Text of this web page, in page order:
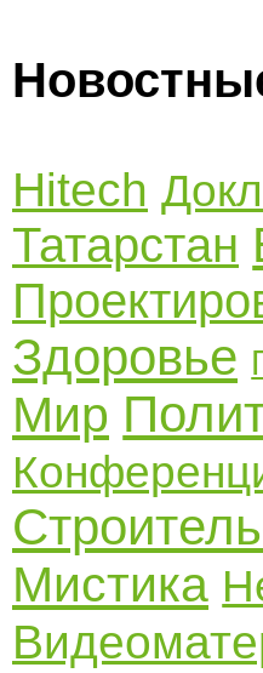
Hitech
Татарстан
Здоровье
Мир
Мистика